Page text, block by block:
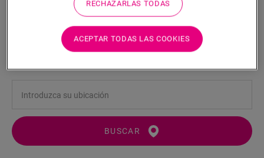
Encuentre un distribuidor cerca
¿Quiere ver este piso en la vida real? ¿Le queda alguna
pregunta por hacer? ¡No se preocupe! Siempre hay un
BUSCAR
RECHAZARLAS TODAS
ACEPTAR TODAS LAS COOKIES